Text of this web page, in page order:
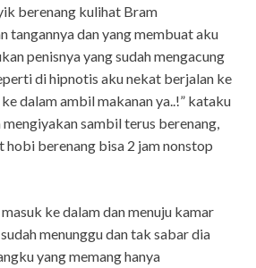
berenang kulihat Bram
tangannya dan yang membuat aku
penisnya yang sudah mengacung
di hipnotis aku nekat berjalan ke
ke dalam ambil makanan ya..!” kataku
mengiyakan sambil terus berenang,
hobi berenang bisa 2 jam nonstop
ke dalam dan menuju kamar
menunggu dan tak sabar dia
yang memang hanya